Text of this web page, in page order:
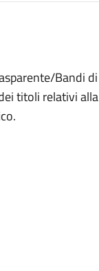
Bandi di
titoli relativi alla